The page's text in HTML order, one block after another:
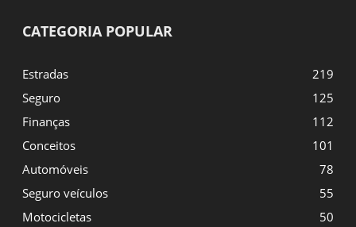
CATEGORIA POPULAR
Estradas
219
Seguro
125
Finanças
112
Conceitos
101
Automóveis
78
Seguro veículos
55
Motocicletas
50